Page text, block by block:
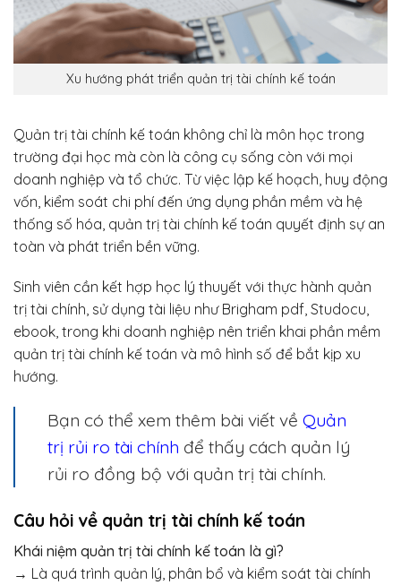
Xu hướng phát triển quản trị tài chính kế toán
Quản trị tài chính kế toán không chỉ là môn học trong
trường đại học mà còn là công cụ sống còn với mọi
doanh nghiệp và tổ chức. Từ việc lập kế hoạch, huy động
vốn, kiểm soát chi phí đến ứng dụng phần mềm và hệ
thống số hóa, quản trị tài chính kế toán quyết định sự an
toàn và phát triển bền vững.
Sinh viên cần kết hợp học lý thuyết với thực hành quản
trị tài chính, sử dụng tài liệu như Brigham pdf, Studocu,
ebook, trong khi doanh nghiệp nên triển khai phần mềm
quản trị tài chính kế toán và mô hình số để bắt kịp xu
hướng.
Bạn có thể xem thêm bài viết về Quản
trị rủi ro tài chính để thấy cách quản lý
rủi ro đồng bộ với quản trị tài chính.
Câu hỏi về quản trị tài chính kế toán
Khái niệm quản trị tài chính kế toán là gì?
→ Là quá trình quản lý, phân bổ và kiểm soát tài chính